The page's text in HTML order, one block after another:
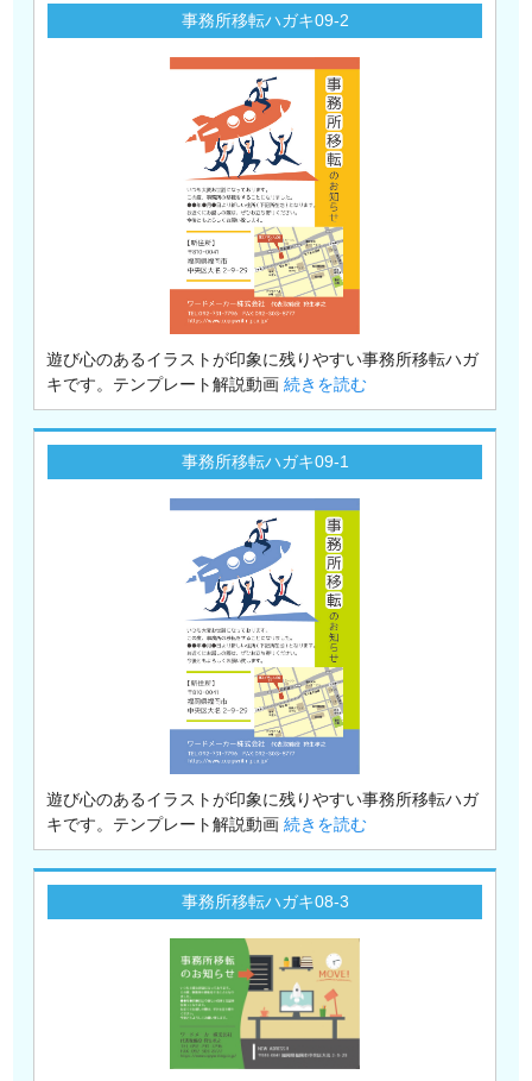
事務所移転ハガキ09-2
遊び心のあるイラストが印象に残りやすい事務所移転ハガ
キです。テンプレート解説動画続きを読む
事務所移転ハガキ09-1
遊び心のあるイラストが印象に残りやすい事務所移転ハガ
キです。テンプレート解説動画続きを読む
事務所移転ハガキ08-3